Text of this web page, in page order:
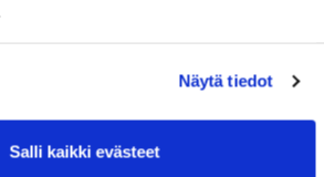
Näytä tiedot
Salli kaikki evästeet
Senioritiistai 18 Kalafornia